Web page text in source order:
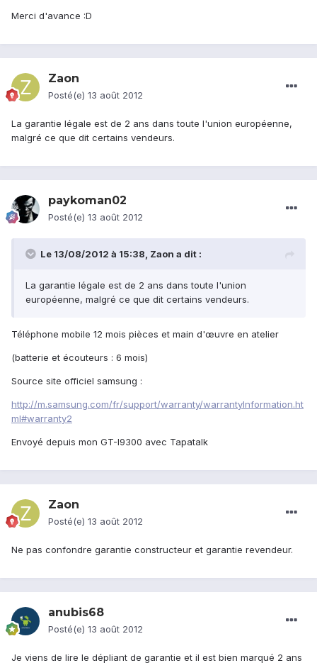
Merci d'avance :D
Zaon
Posté(e) 13 août 2012
La garantie légale est de 2 ans dans toute l'union européenne,
malgré ce que dit certains vendeurs.
paykoman02
Posté(e) 13 août 2012
Le 13/08/2012 à 15:38, Zaon a dit :
La garantie légale est de 2 ans dans toute l'union
européenne, malgré ce que dit certains vendeurs.
Téléphone mobile 12 mois pièces et main d'œuvre en atelier
(batterie et écouteurs : 6 mois)
Source site officiel samsung :
http://m.samsung.com/fr/support/warranty/warrantyInformation.ht
ml#warranty2
Envoyé depuis mon GT-I9300 avec Tapatalk
Zaon
Posté(e) 13 août 2012
Ne pas confondre garantie constructeur et garantie revendeur.
anubis68
Posté(e) 13 août 2012
Je viens de lire le dépliant de garantie et il est bien marqué 2 ans